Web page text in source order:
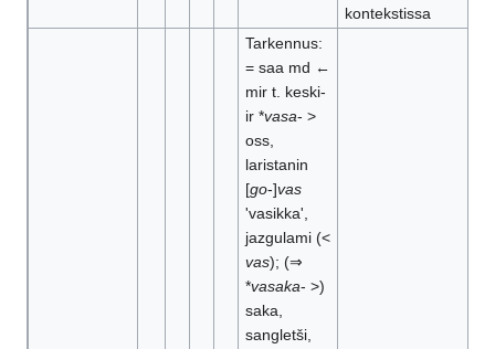
kontekstissa
Tarkennus:
= saa md ←
mir t. keski-
ir *vasa- >
oss,
laristanin
[go-]vas
'vasikka',
jazgulami (<
vas); (⇒
*vasaka- >)
saka,
sangletši,